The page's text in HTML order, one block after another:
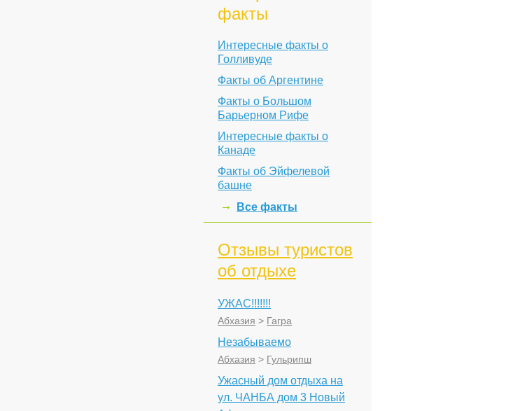
факты
Интересные факты о
Голливуде
Факты об Аргентине
Факты о Большом
Барьерном Рифе
Интересные факты о
Канаде
Факты об Эйфелевой
башне
Все факты
Отзывы туристов
об отдыхе
УЖАС!!!!!!!
Абхазия > Гагра
Незабываемо
Абхазия > Гульрипш
Ужасный дом отдыха на
ул. ЧАНБА дом 3 Новый